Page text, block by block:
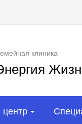
клиника